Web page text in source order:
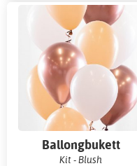
Ballongbukett
Kit - Blush